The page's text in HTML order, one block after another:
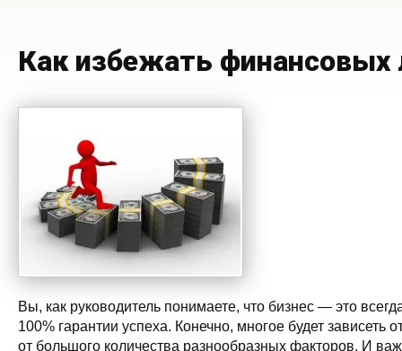
Как избежать финансовых
Вы, как руководитель понимаете, что бизнес — это
100% гарантии успеха. Конечно, многое будет зависеть
от большого количества разнообразных факторов. И